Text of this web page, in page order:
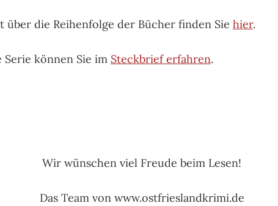
über die Reihenfolge der Bücher finden Sie hier.
können Sie im Steckbrief erfahren.
Wir wünschen viel Freude beim Lesen!
Das Team von www.ostfrieslandkrimi.de